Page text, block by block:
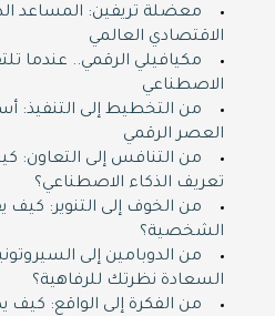
معضلة تريفين: المساعد
الاقتصادي العالمي
مكيافيلي الرقمي.. عندما
الاصطناعي
من التخطيط إلى التنفيذ:
العصر الرقمي
من التنافس إلى التعاون:
تعريف الذكاء الاصطناعي؟
من الخوف إلى التنوير:
الشخصية؟
من الدوبامين إلى
السعادة نظرتك للرفاهية؟
من الفكرة إلى الواقع: كيف